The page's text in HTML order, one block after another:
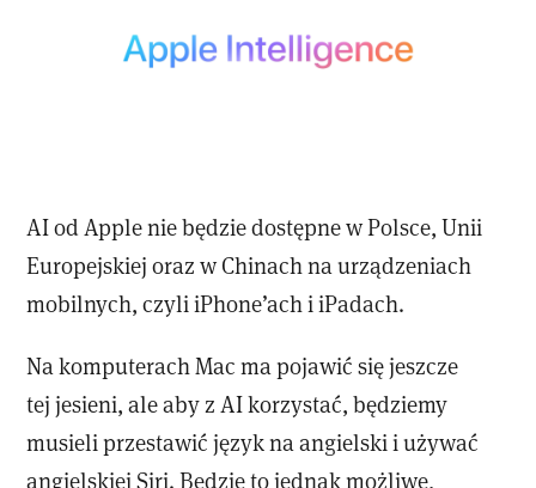
AI od Apple nie będzie dostępne w Polsce, Unii
Europejskiej oraz w Chinach na urządzeniach
mobilnych, czyli iPhone’ach i iPadach.
Na komputerach Mac ma pojawić się jeszcze
tej jesieni, ale aby z AI korzystać, będziemy
musieli przestawić język na angielski i używać
angielskiej Siri. Będzie to jednak możliwe,